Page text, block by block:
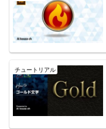
チュートリアル